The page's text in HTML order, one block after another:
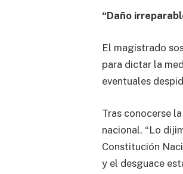
“Daño
El magistrado
para dictar la
eventuales
Tras conocerse
nacional. “Lo
Constitución
y el desguace